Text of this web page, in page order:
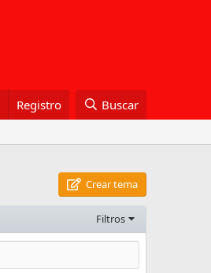
Registro Buscar
Crear tema
Filtros